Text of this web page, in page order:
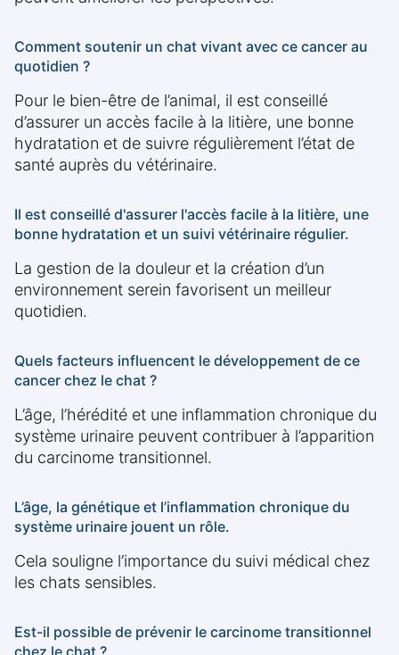
Comment soutenir un chat vivant avec ce cancer au
quotidien ?
Pour le bien-être de l’animal, il est conseillé
d’assurer un accès facile à la litière, une bonne
hydratation et de suivre régulièrement l’état de
santé auprès du vétérinaire.
Il est conseillé d'assurer l'accès facile à la litière, une
bonne hydratation et un suivi vétérinaire régulier.
La gestion de la douleur et la création d’un
environnement serein favorisent un meilleur
quotidien.
Quels facteurs influencent le développement de ce
cancer chez le chat ?
L’âge, l’hérédité et une inflammation chronique du
système urinaire peuvent contribuer à l’apparition
du carcinome transitionnel.
L’âge, la génétique et l’inflammation chronique du
système urinaire jouent un rôle.
Cela souligne l’importance du suivi médical chez
les chats sensibles.
Est-il possible de prévenir le carcinome transitionnel